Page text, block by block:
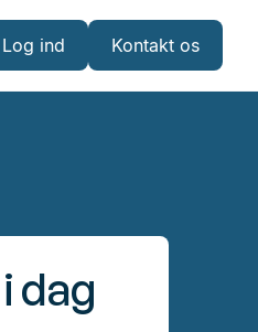
Log ind
Kontakt os
dag